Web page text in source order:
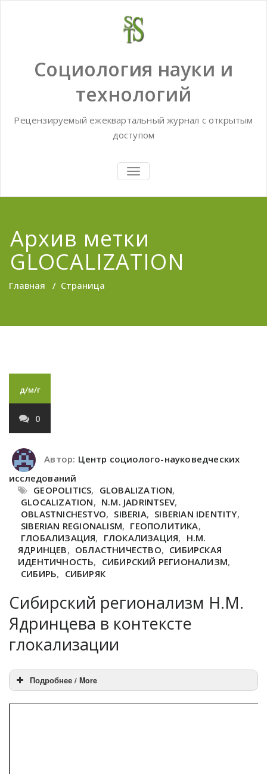
Социология науки и
технологий
Рецензируемый ежеквартальный журнал с открытым
доступом
TOGGLE
NAVIGATION
Архив метки
GLOCALIZATION
Главная / Страница
д/м/г
0
Автор: Центр социолого-науковедческих
исследований
GEOPOLITICS, GLOBALIZATION,
GLOCALIZATION, N.M. JADRINTSEV,
OBLASTNICHESTVO, SIBERIA, SIBERIAN IDENTITY,
SIBERIAN REGIONALISM, ГЕОПОЛИТИКА,
ГЛОБАЛИЗАЦИЯ, ГЛОКАЛИЗАЦИЯ, Н.М.
ЯДРИНЦЕВ, ОБЛАСТНИЧЕСТВО, СИБИРСКАЯ
ИДЕНТИЧНОСТЬ, СИБИРСКИЙ РЕГИОНАЛИЗМ,
СИБИРЬ, СИБИРЯК
Сибирский регионализм Н.М.
Ядринцева в контексте
глокализации
Подробнее / More